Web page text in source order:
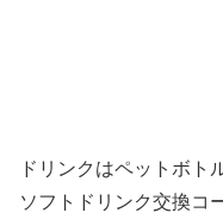
ドリンクはペットボト
ソフトドリンク交換コ